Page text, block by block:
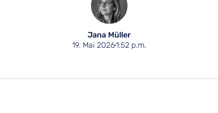
Jana Müller
19. Mai 20261:52 p.m.